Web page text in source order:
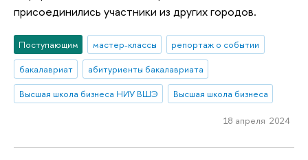
присоединились участники из других городов.
Поступающим мастер-классы
репортаж о событии
бакалавриат
абитуриенты бакалавриата
Высшая школа бизнеса НИУ ВШЭ
Высшая школа бизнеса
18 апреля 2024